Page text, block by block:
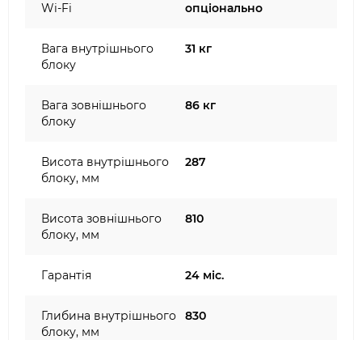
Wi-Fi опціонально
Вага внутрішнього
блоку
31 кг
Вага зовнішнього
блоку
86 кг
Висота внутрішнього
блоку, мм
287
Висота зовнішнього
блоку, мм
810
Гарантія 24 міс.
Глибина внутрішнього
блоку, мм
830